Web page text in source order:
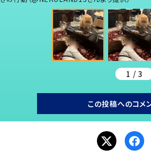
1 / 3
この投稿へのコメ